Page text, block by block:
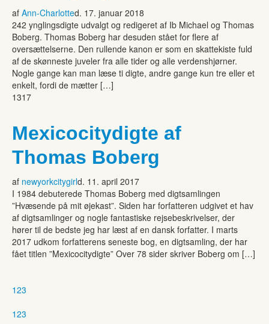
af Ann-Charlotted. 17. januar 2018
242 ynglingsdigte udvalgt og redigeret af Ib Michael og Thomas
Boberg. Thomas Boberg har desuden stået for flere af
oversættelserne. Den rullende kanon er som en skattekiste fuld
af de skønneste juveler fra alle tider og alle verdenshjørner.
Nogle gange kan man læse ti digte, andre gange kun tre eller et
enkelt, fordi de mætter […]
1317
Mexicocitydigte af
Thomas Boberg
af newyorkcitygirld. 11. april 2017
I 1984 debuterede Thomas Boberg med digtsamlingen
”Hvæsende på mit øjekast”. Siden har forfatteren udgivet et hav
af digtsamlinger og nogle fantastiske rejsebeskrivelser, der
hører til de bedste jeg har læst af en dansk forfatter. I marts
2017 udkom forfatterens seneste bog, en digtsamling, der har
fået titlen ”Mexicocitydigte” Over 78 sider skriver Boberg om […]
123
123